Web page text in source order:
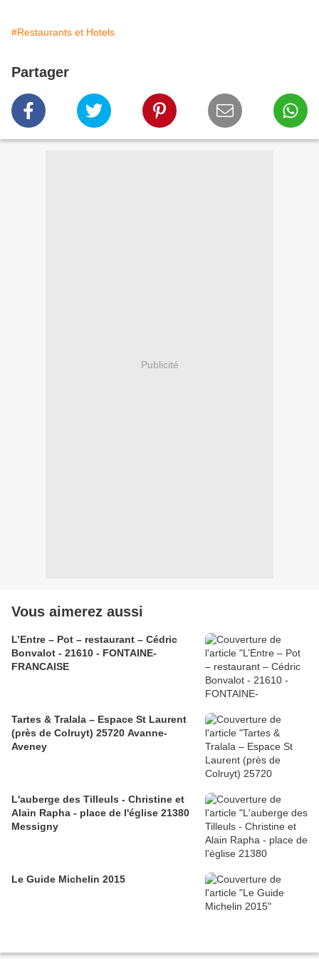
#Restaurants et Hotels
Partager
Publicité
Vous aimerez aussi
L’Entre – Pot – restaurant – Cédric
Bonvalot - 21610 - FONTAINE-
FRANCAISE
Tartes & Tralala – Espace St Laurent
(près de Colruyt) 25720 Avanne-
Aveney
L'auberge des Tilleuls - Christine et
Alain Rapha - place de l'église 21380
Messigny
Le Guide Michelin 2015